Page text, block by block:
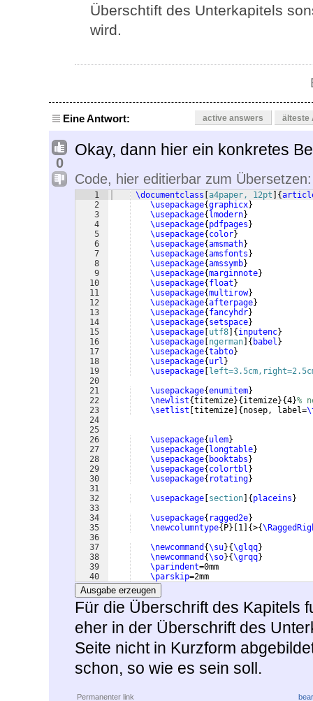
Überschtift des Unterkapitels
wird.
Eine Antwort: active answers älteste
0
Okay, dann hier ein konkretes
Code, hier editierbar zum Übersetzen:
1
2
3
4
5
6
7
8
9
10
11
12
13
14
15
16
17
18
19
20
21
22
23
24
25
26
27
28
29
30
31
32
33
34
35
36
37
38
39
40
41
\documentclass a4paper, 12pt {
\usepackage{graphicx}
\usepackage{ lmodern}
\usepackage{ pdfpages }
\usepackage{ color}
\usepackage{amsmath}
\usepackage{amsfonts }
\usepackage{amssymb}
\usepackage{marginnote}
\usepackage{ float }
\usepackage{multirow}
\usepackage{afterpage}
\usepackage{ fancyhdr}
\usepackage{ setspace}
\usepackage utf8 { inputenc}
\usepackage ngerman { babel }
\usepackage{tabto}
\usepackage{ url }
\usepackage
\usepackage{enumitem}
\newlist{titemize}{ itemize}{4}%
\setlist titemize { nosep, label=
\usepackage{ ulem}
\usepackage{ longtable}
\usepackage{ booktabs }
\usepackage{ colortbl }
\usepackage{ rotating}
\usepackage section { placeins }
\usepackage{ ragged2e}
\newcolumntype{ P} 1 {>{
\newcommand {\su}{\glqq}
\newcommand {\so}{\grqq}
\parindent=0mm
\parskip=2mm
\textheight
Ausgabe erzeugen
Für die Überschrift des Kapitels
eher in der Überschrift des
Seite nicht in Kurzform
schon, so wie es sein soll.
Permanenter link